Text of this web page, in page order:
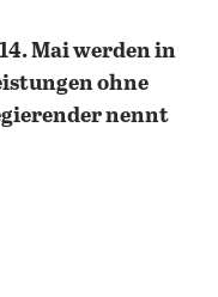
Mai werden in
ohne
nennt